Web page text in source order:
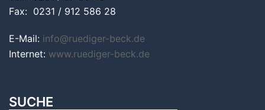
Fax: 0231 / 912 586 28
E-Mail: info@ruediger-beck.de
Internet: www.ruediger-beck.de
SUCHE